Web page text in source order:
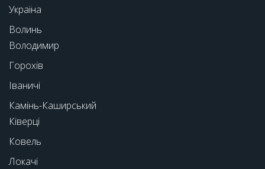
Україна
Волинь
Володимир
Горохів
Іваничі
Камінь-Каширський
Ківерці
Ковель
Локачі